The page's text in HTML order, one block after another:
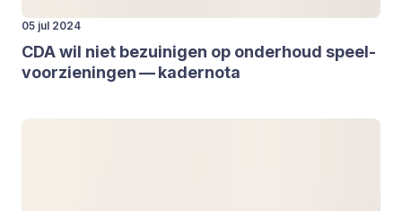
05 jul 2024
CDAwil niet bezui­ni­gen op onder­houd speel­
voor­zie­nin­gen — kader­no­ta